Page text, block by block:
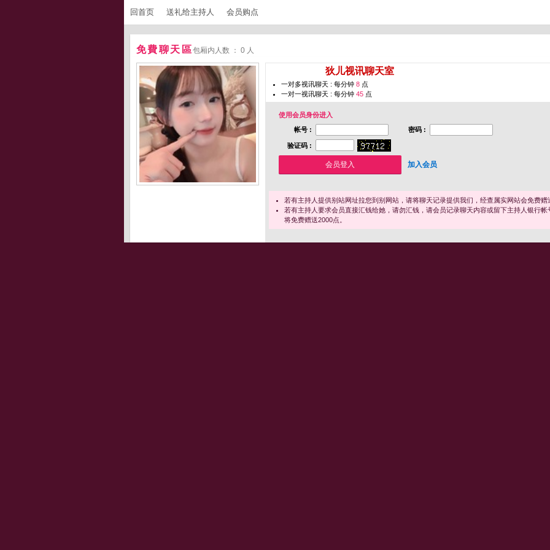
回首页 送礼给主持人 会员购点
免費聊天區包厢内人数 ： 0 人
狄儿视讯聊天室
一对多视讯聊天 : 每分钟 8 点
一对一视讯聊天 : 每分钟 45 点
使用会员身份进入
帐号 :
密码 :
验证码 :
加入会员
若有主持人提供别站网址拉您到别网站，请将聊天记录提供我们，经查属实网站会免费赠
若有主持人要求会员直接汇钱给她，请勿汇钱，请会员记录聊天内容或留下主持人银行
将免费赠送2000点。